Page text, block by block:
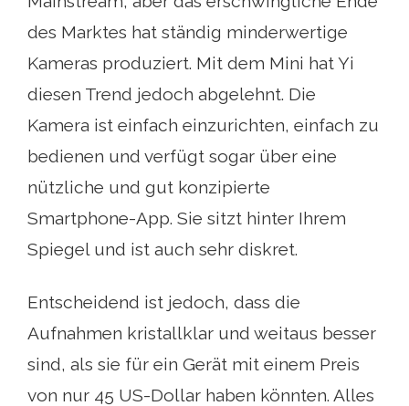
des Marktes hat ständig minderwertige
Kameras produziert. Mit dem Mini hat Yi
diesen Trend jedoch abgelehnt. Die
Kamera ist einfach einzurichten, einfach zu
bedienen und verfügt sogar über eine
nützliche und gut konzipierte
Smartphone-App. Sie sitzt hinter Ihrem
Spiegel und ist auch sehr diskret.
Entscheidend ist jedoch, dass die
Aufnahmen kristallklar und weitaus besser
sind, als sie für ein Gerät mit einem Preis
von nur 45 US-Dollar haben könnten. Alles